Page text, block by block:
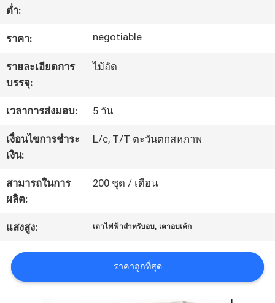
ทัวร์
โรงงาน
ควบคุม
คุณภาพ
ติดต่อ
เรา
ข่าว
ต่ำ:
ราคา: negotiable
รายละเอียดการ
บรรจุ:
ไม้อัด
เวลาการส่งมอบ: 5 วัน
เงื่อนไขการชำระ
เงิน:
L/c, T/T ตะวันตกสหภาพ
สามารถในการ
ผลิต:
200 ชุด / เดือน
แสงสูง: เตาไฟฟ้าสำหรับอบ, เตาอบเค้ก
ราคาถูกที่สุด